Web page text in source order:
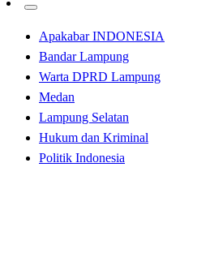
Apakabar INDONESIA
Bandar Lampung
Warta DPRD Lampung
Medan
Lampung Selatan
Hukum dan Kriminal
Politik Indonesia